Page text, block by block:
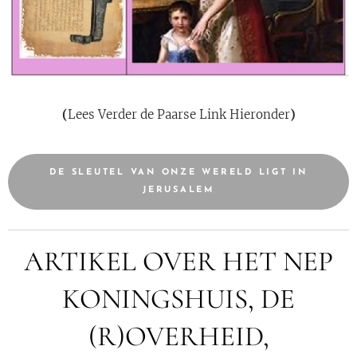
(Lees Verder de Paarse Link Hieronder)
DE SLEUTEL VAN ONZE WERELD LIGT IN
JERUSALEM
ARTIKEL OVER HET NEP
KONINGSHUIS, DE
(R)OVERHEID,